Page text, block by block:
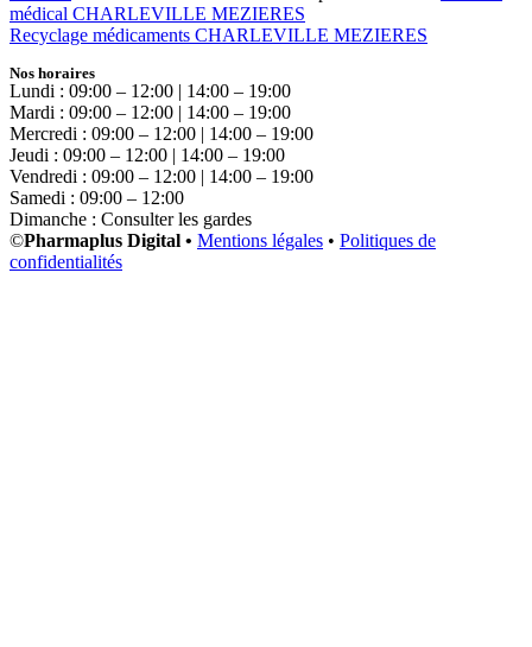
médical CHARLEVILLE MEZIERES
Recyclage médicaments CHARLEVILLE MEZIERES
Nos horaires
Lundi : 09:00 – 12:00 | 14:00 – 19:00
Mardi : 09:00 – 12:00 | 14:00 – 19:00
Mercredi : 09:00 – 12:00 | 14:00 – 19:00
Jeudi : 09:00 – 12:00 | 14:00 – 19:00
Vendredi : 09:00 – 12:00 | 14:00 – 19:00
Samedi : 09:00 – 12:00
Dimanche : Consulter les gardes
©Pharmaplus Digital • Mentions légales • Politiques de
confidentialités